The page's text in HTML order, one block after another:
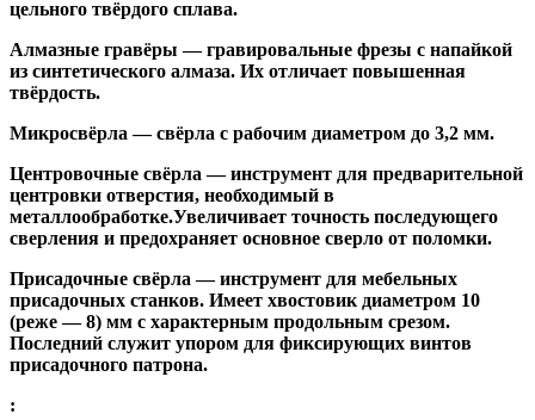
цельного твёрдого сплава.
Алмазные гравёры — гравировальные фрезы с напайкой
из синтетического алмаза. Их отличает повышенная
твёрдость.
Микросвёрла — свёрла с рабочим диаметром до 3,2 мм.
Центровочные свёрла — инструмент для предварительной
центровки отверстия, необходимый в
металлообработке.Увеличивает точность последующего
сверления и предохраняет основное сверло от поломки.
Присадочные свёрла — инструмент для мебельных
присадочных станков. Имеет хвостовик диаметром 10
(реже — 8) мм с характерным продольным срезом.
Последний служит упором для фиксирующих винтов
присадочного патрона.
: